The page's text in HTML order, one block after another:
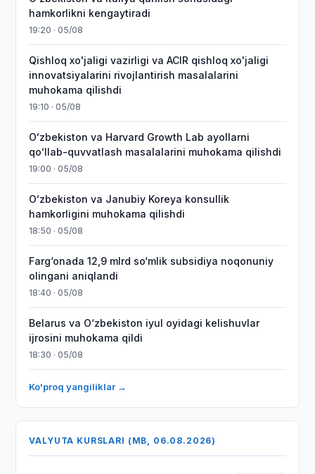
hamkorlikni kengaytiradi
19:20 · 05/08
Qishloq xo'jaligi vazirligi va ACIR qishloq xo'jaligi
innovatsiyalarini rivojlantirish masalalarini
muhokama qilishdi
19:10 · 05/08
Oʻzbekiston va Harvard Growth Lab ayollarni
qoʻllab-quvvatlash masalalarini muhokama qilishdi
19:00 · 05/08
Oʻzbekiston va Janubiy Koreya konsullik
hamkorligini muhokama qilishdi
18:50 · 05/08
Farg‘onada 12,9 mlrd so‘mlik subsidiya noqonuniy
olingani aniqlandi
18:40 · 05/08
Belarus va O‘zbekiston iyul oyidagi kelishuvlar
ijrosini muhokama qildi
18:30 · 05/08
Ko'proq yangiliklar →
VALYUTA KURSLARI (MB, 06.08.2026)